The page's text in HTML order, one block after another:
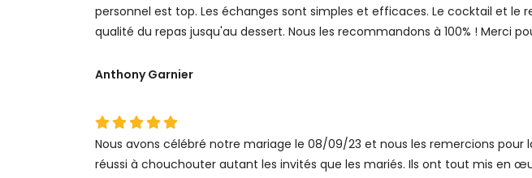
personnel est top. Les échanges sont simples et efficaces. Le cocktail et le
qualité du repas jusqu'au dessert. Nous les recommandons à 100% ! Merci
Anthony Garnier
Nous avons célébré notre mariage le 08/09/23 et nous les remercions
réussi à chouchouter autant les invités que les mariés. Ils ont tout mis en